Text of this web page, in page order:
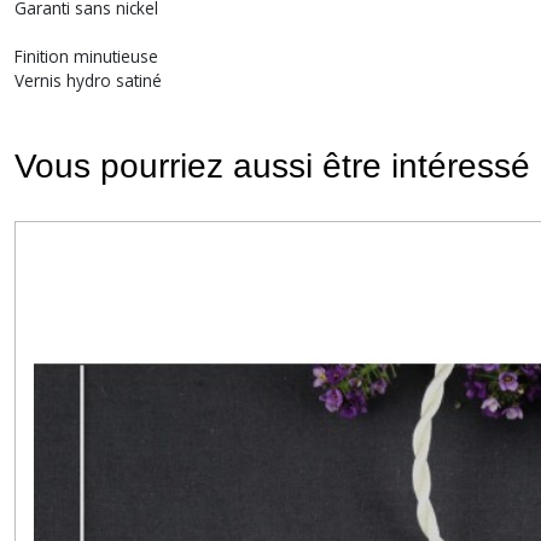
Garanti sans nickel
Finition minutieuse
Vernis hydro satiné
Vous pourriez aussi être intéressé